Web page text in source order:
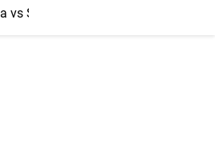
vs Sport Boys